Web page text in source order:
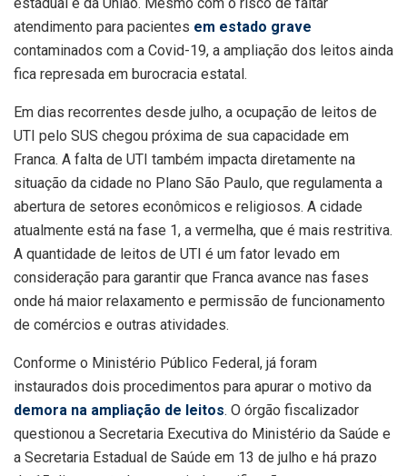
estadual e da União. Mesmo com o risco de faltar
atendimento para pacientes em estado grave
contaminados com a Covid-19, a ampliação dos leitos ainda
fica represada em burocracia estatal.
Em dias recorrentes desde julho, a ocupação de leitos de
UTI pelo SUS chegou próxima de sua capacidade em
Franca. A falta de UTI também impacta diretamente na
situação da cidade no Plano São Paulo, que regulamenta a
abertura de setores econômicos e religiosos. A cidade
atualmente está na fase 1, a vermelha, que é mais restritiva.
A quantidade de leitos de UTI é um fator levado em
consideração para garantir que Franca avance nas fases
onde há maior relaxamento e permissão de funcionamento
de comércios e outras atividades.
Conforme o Ministério Público Federal, já foram
instaurados dois procedimentos para apurar o motivo da
demora na ampliação de leitos. O órgão fiscalizador
questionou a Secretaria Executiva do Ministério da Saúde e
a Secretaria Estadual de Saúde em 13 de julho e há prazo